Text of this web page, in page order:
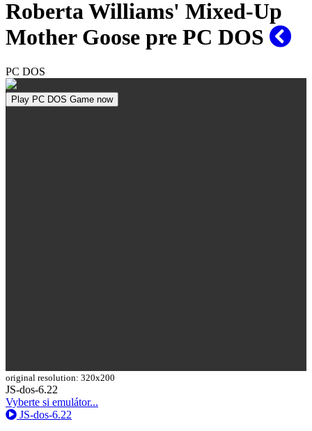
Roberta Williams' Mixed-Up
Mother Goose pre PC DOS
PC DOS
Play PC DOS Game now
original resolution: 320x200
JS-dos-6.22
Dropdown
Vyberte si emulátor...
JS-dos-6.22